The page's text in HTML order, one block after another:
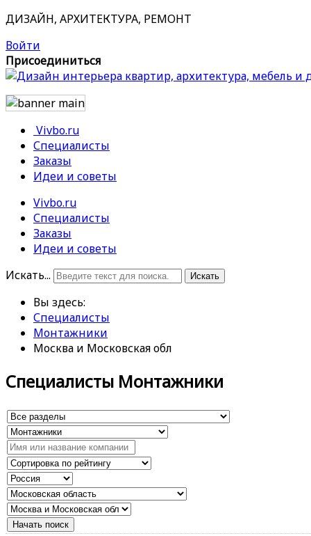
ДИЗАЙН, АРХИТЕКТУРА, РЕМОНТ
Войти
Присоединиться
Vivbo.ru
Специалисты
Заказы
Идеи и советы
Vivbo.ru
Специалисты
Заказы
Идеи и советы
Искать...
Искать
Вы здесь:
Специалисты
Монтажники
Москва и Московская обл
Специалисты Монтажники